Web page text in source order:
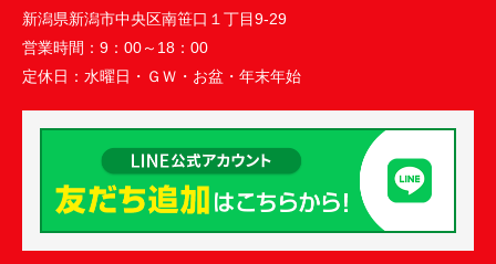
新潟県新潟市中央区南笹口１丁目9-29
営業時間： 9：00～18：00
定休日： 水曜日・ＧＷ・お盆・年末年始